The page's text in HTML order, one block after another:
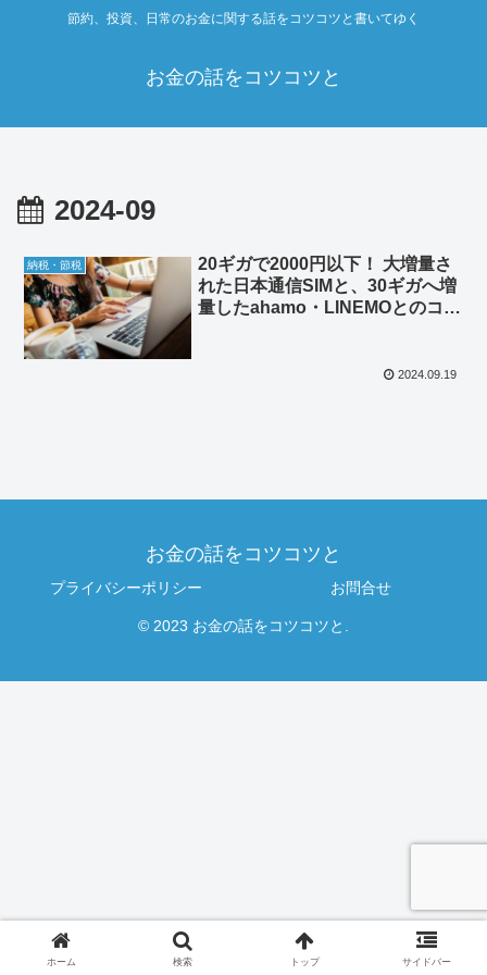
節約、投資、日常のお金に関する話をコツコツと書いてゆく
お金の話をコツコツと
2024-09
納税・節税
20ギガで2000円以下！ 大増量さ
れた日本通信SIMと、30ギガへ増
量したahamo・LINEMOとのコス
2024.09.19
お金の話をコツコツと
プライバシーポリシー お問合せ
© 2023 お金の話をコツコツと.
ホーム 検索 トップ サイドバー